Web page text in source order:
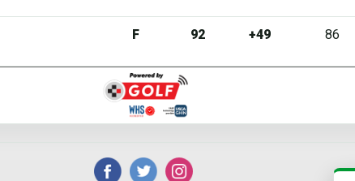
F 92 +49 86